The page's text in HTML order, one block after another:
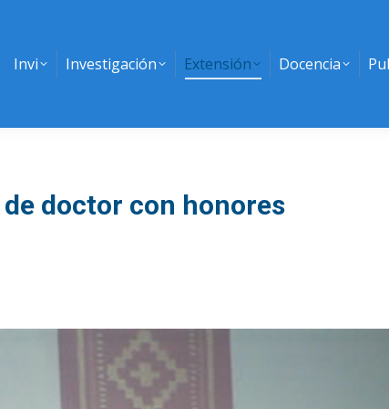
Invi Investigación Extensión Docencia
doctor con honores